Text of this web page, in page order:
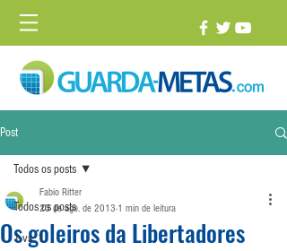
Post
Todos os posts
1 vs. 1
Todos os posts
Os goleiros da Libertadores
Fabio Ritter
23 de ago. de 2013 1 min de leitura